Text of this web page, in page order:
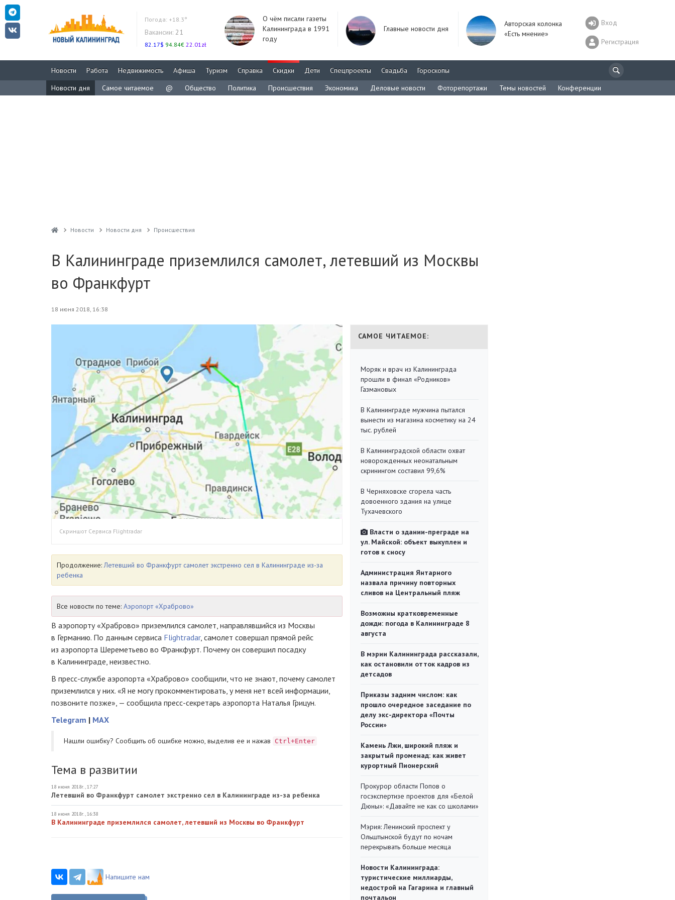
Погода: +18.3°
Вакансии: 21
82.17$ 94.84€ 22.01zł
О чём писали газеты
Калининграда в 1991
году
Главные новости дня
Авторская колонка
«Есть мнение»
Вход
Регистрация
Новости Работа Недвижимость Афиша Туризм Справка Скидки Дети Спецпроекты Свадьба
Гороскопы
Новости дня
Самое читаемое @ Общество Политика Происшествия Экономика Деловые новости Фоторепортажи Темы новостей Конференции
Новости Новости дня Проиcшествия
В Калининграде приземлился самолет, летевший из Москвы
во Франкфурт
18 июня 2018, 16:38
Скриншот Сервиса Flightradar
Продолжение:Летевший во Франкфурт самолет экстренно сел в Калининграде из-за
ребенка
Все новости по теме: Аэропорт «Храброво»
В аэропорту «Храброво» приземлился самолет, направлявшийся из Москвы
в Германию. По данным сервиса Flightradar, самолет совершал прямой рейс
из аэропорта Шереметьево во Франкфурт. Почему он совершил посадку
в Калининграде, неизвестно.
В пресс-службе аэропорта «Храброво» сообщили, что не знают, почему самолет
приземлился у них. «Я не могу прокомментировать, у меня нет всей информации,
позвоните позже», — сообщила пресс-секретарь аэропорта Наталья Грицун.
Telegram | MAX
Нашли ошибку? Cообщить об ошибке можно, выделив ее и нажав Ctrl+Enter
Тема в развитии
18 июня 2018г., 17:27
Летевший во Франкфурт самолет экстренно сел в Калининграде из-за ребенка
18 июня 2018г., 16:38
В Калининграде приземлился самолет, летевший из Москвы во Франкфурт
Напишите нам
САМОЕ ЧИТАЕМОЕ:
Моряк и врач из Калининграда
прошли в финал «Родников»
Газмановых
В Калининграде мужчина пытался
вынести из магазина косметику на 24
тыс. рублей
В Калининградской области охват
новорожденных неонатальным
скринингом составил 99,6%
В Черняховске сгорела часть
довоенного здания на улице
Тухачевского
Власти о здании-преграде на
ул. Майской: объект выкуплен и
готов к сносу
Администрация Янтарного
назвала причину повторных
сливов на Центральный пляж
Возможны кратковременные
дожди: погода в Калининграде 8
августа
В мэрии Калининграда рассказали,
как остановили отток кадров из
детсадов
Приказы задним числом: как
прошло очередное заседание по
делу экс-директора «Почты
России»
Камень Лжи, широкий пляж и
закрытый променад: как живет
курортный Пионерский
Прокурор области Попов о
госэкспертизе проектов для «Белой
Дюны»: «Давайте не как со школами»
Мэрия: Ленинский проспект у
Ольштынской будут по ночам
перекрывать больше месяца
Новости Калининграда:
туристические миллиарды,
недострой на Гагарина и главный
почтальон